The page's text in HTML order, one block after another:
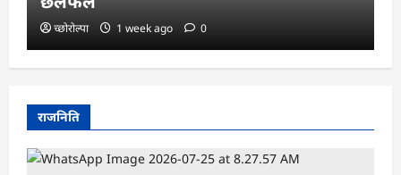
च्छोरोल्पा 1 week ago 0
राजनिति